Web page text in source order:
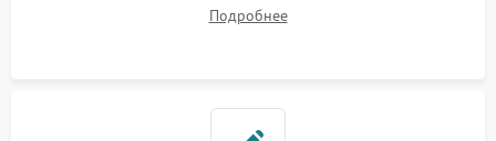
или поврежденной резиновой манжеты.
Подробнее